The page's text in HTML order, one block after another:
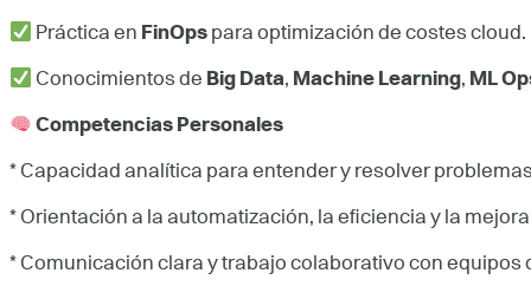
Práctica en FinOps para optimización de costes cloud.
Conocimientos de Big Data, Machine Learning, ML
Competencias Personales
* Capacidad analítica para entender y resolver
* Orientación a la automatización, la eficiencia y la
* Comunicación clara y trabajo colaborativo con equipos